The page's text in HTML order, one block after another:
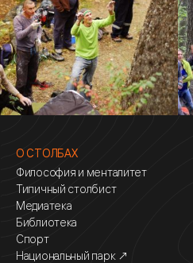
О СТОЛБАХ
Философия и менталитет
Типичный столбист
Медиатека
Библиотека
Спорт
Национальный парк ↗